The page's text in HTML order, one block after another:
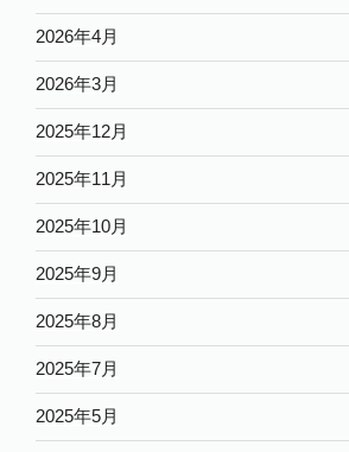
2026年4月
2026年3月
2025年12月
2025年11月
2025年10月
2025年9月
2025年8月
2025年7月
2025年5月